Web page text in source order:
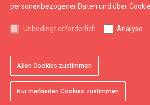
personenbezogener Daten und über
Unbedingt erforderlich Analyse
Allen Cookies zustimmen
Nur markierten Cookies zustimmen
chevron_left
1 von 9
2 von 9
3 von 9
4 von 9
5 von 9
6 von 9
7 von 9
8 von 9
9 von 9